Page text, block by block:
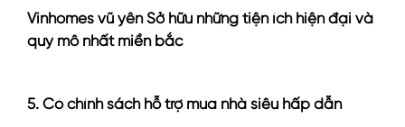
Vinhomes vũ yên Sở hữu những tiện ích hiện đại và
quy mô nhất miền bắc
5. Có chính sách hỗ trợ mua nhà siêu hấp dẫn